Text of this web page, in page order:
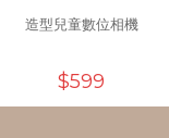
造型兒童數位相機
$599